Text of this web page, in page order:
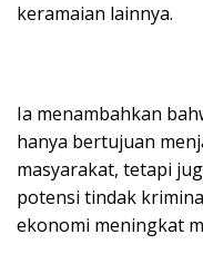
keramaian lainnya.
Ia menambahkan
hanya bertujuan
masyarakat, tetapi
potensi tindak
ekonomi meningkat